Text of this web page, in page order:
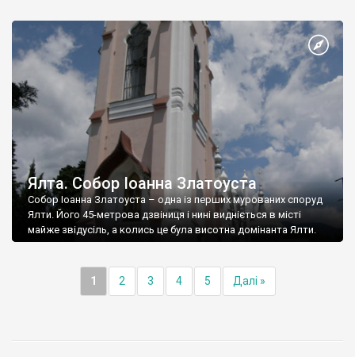
Ялта. Собор Іоанна Златоуста
Собор Іоанна Златоуста – одна із перших мурованих споруд
Ялти. Його 45-метрова дзвіниця і нині видніється в місті
майже звідусіль, а колись це була висотна домінанта Ялти.
1 2 3 4 5 Далі »